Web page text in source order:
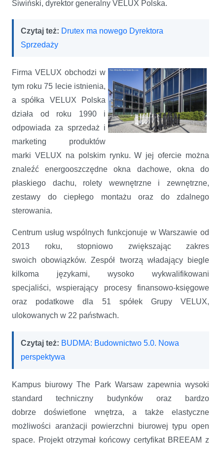
Siwiński, dyrektor generalny VELUX Polska.
Czytaj też: Drutex ma nowego Dyrektora
Sprzedaży
Firma VELUX obchodzi w
tym roku 75 lecie istnienia,
a spółka VELUX Polska
działa od roku 1990 i
odpowiada za sprzedaż i
marketing produktów
marki VELUX na polskim rynku. W jej ofercie można
znaleźć energooszczędne okna dachowe, okna do
płaskiego dachu, rolety wewnętrzne i zewnętrzne,
zestawy do ciepłego montażu oraz do zdalnego
sterowania.
Centrum usług wspólnych funkcjonuje w Warszawie od
2013 roku, stopniowo zwiększając zakres
swoich obowiązków. Zespół tworzą władający biegle
kilkoma językami, wysoko wykwalifikowani
specjaliści, wspierający procesy finansowo-księgowe
oraz podatkowe dla 51 spółek Grupy VELUX,
ulokowanych w 22 państwach.
Czytaj też: BUDMA: Budownictwo 5.0. Nowa
perspektywa
Kampus biurowy The Park Warsaw zapewnia wysoki
standard techniczny budynków oraz bardzo
dobrze doświetlone wnętrza, a także elastyczne
możliwości aranżacji powierzchni biurowej typu open
space. Projekt otrzymał końcowy certyfikat BREEAM z